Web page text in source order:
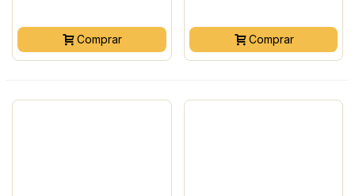
Comprar Comprar